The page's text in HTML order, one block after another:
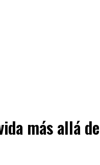
más allá